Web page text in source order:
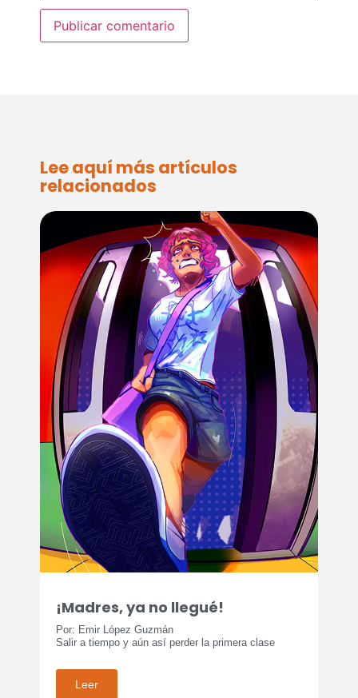
Lee aquí más artículos
relacionados
¡Madres, ya no llegué!
Por: Emir López Guzmán
Salir a tiempo y aún así perder la primera clase
Leer